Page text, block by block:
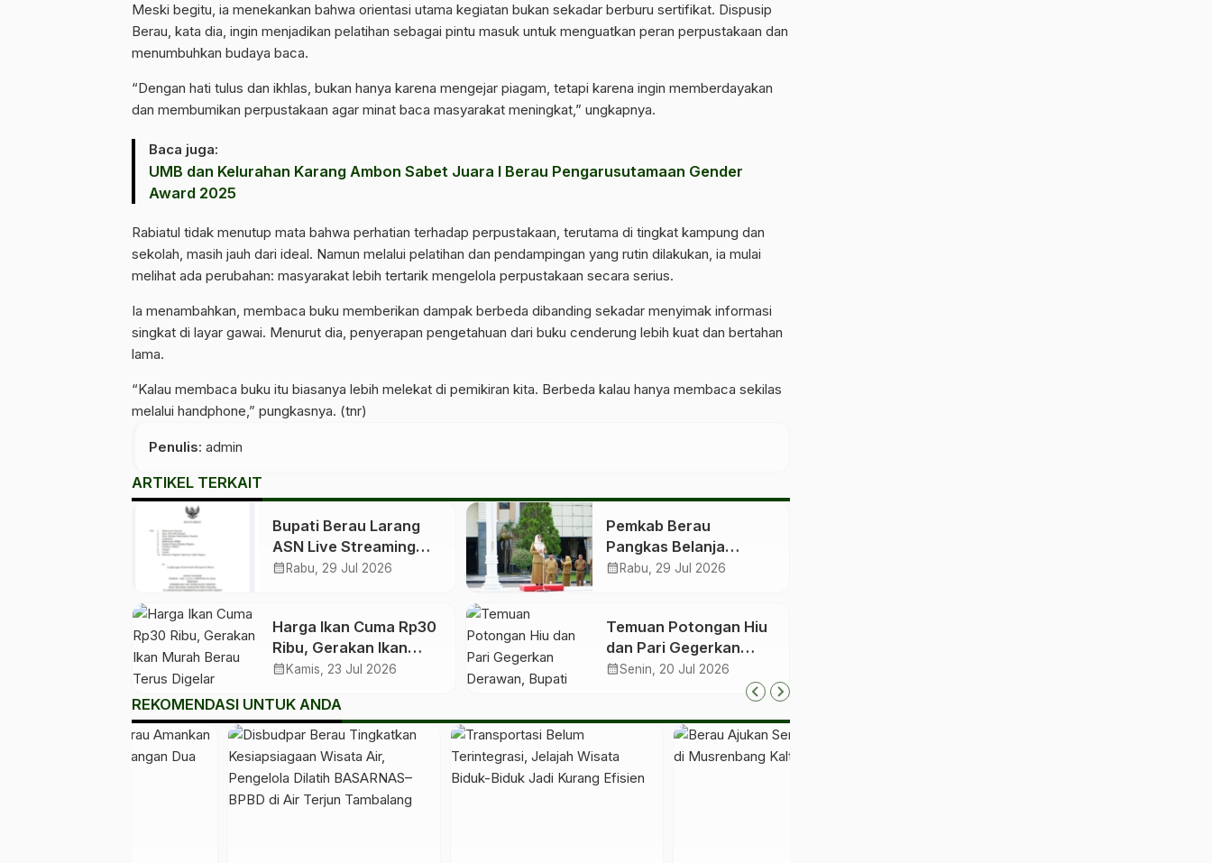
Meski begitu, ia menekankan bahwa orientasi utama kegiatan bukan sekadar berburu sertifikat. Dispusip
Berau, kata dia, ingin menjadikan pelatihan sebagai pintu masuk untuk menguatkan peran perpustakaan dan
menumbuhkan budaya baca.
“Dengan hati tulus dan ikhlas, bukan hanya karena mengejar piagam, tetapi karena ingin memberdayakan
dan membumikan perpustakaan agar minat baca masyarakat meningkat,” ungkapnya.
Baca juga:
UMB dan Kelurahan Karang Ambon Sabet Juara I Berau Pengarusutamaan Gender
Award 2025
Rabiatul tidak menutup mata bahwa perhatian terhadap perpustakaan, terutama di tingkat kampung dan
sekolah, masih jauh dari ideal. Namun melalui pelatihan dan pendampingan yang rutin dilakukan, ia mulai
melihat ada perubahan: masyarakat lebih tertarik mengelola perpustakaan secara serius.
Ia menambahkan, membaca buku memberikan dampak berbeda dibanding sekadar menyimak informasi
singkat di layar gawai. Menurut dia, penyerapan pengetahuan dari buku cenderung lebih kuat dan bertahan
lama.
“Kalau membaca buku itu biasanya lebih melekat di pemikiran kita. Berbeda kalau hanya membaca sekilas
melalui handphone,” pungkasnya. (tnr)
Penulis: admin
ARTIKEL TERKAIT
Bupati Berau Larang
ASN Live Streaming
dan Nongkrong di Kafe
calendar_month Rabu, 29 Jul 2026
Pemkab Berau
Pangkas Belanja
Nonprioritas, TPP PNS
calendar_month Rabu, 29 Jul 2026
Harga Ikan Cuma Rp30
Ribu, Gerakan Ikan
Murah Berau Terus
Kecamatan
calendar_month Kamis, 23 Jul 2026
Temuan Potongan Hiu
dan Pari Gegerkan
Derawan, Bupati Desak
calendar_monthSenin, 20 Jul 2026
REKOMENDASI UNTUK ANDA